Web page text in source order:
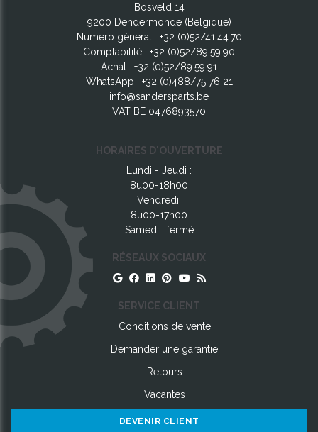
Bosveld 14
9200 Dendermonde (Belgique)
Numéro général : +32 (0)52/41.44.70
Comptabilité : +32 (0)52/89.59.90
Achat : +32 (0)52/89.59.91
WhatsApp : +32 (0)488/75 76 21
info@sandersparts.be
VAT BE 0476893570
HORAIRES D'OUVERTURE
Lundi - Jeudi :
8u00-18h00
Vendredi:
8u00-17h00
Samedi : fermé
RÉSEAUX SOCIAUX
SERVICE CLIENT
Conditions de vente
Demander une garantie
Retours
Vacantes
DEVENIR CLIENT